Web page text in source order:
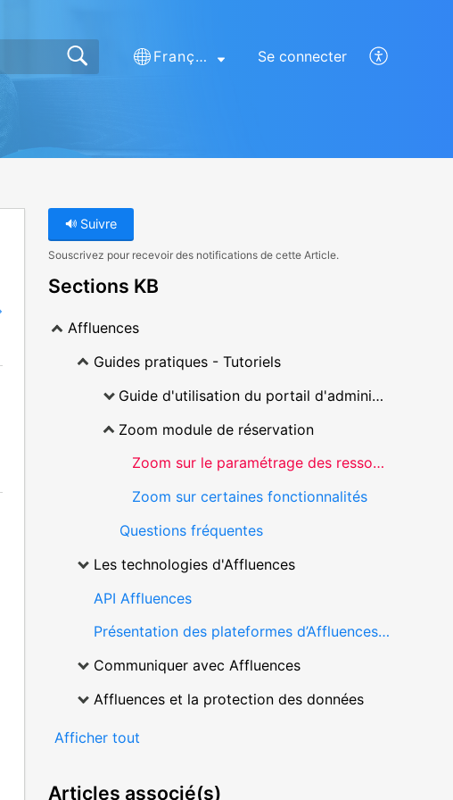
Français (France) Se connecter
Suivre
Souscrivez pour recevoir des notifications de cette Article.
Sections KB
Affluences
Guides pratiques - Tutoriels
Guide d'utilisation du portail d'administration
Zoom module de réservation
Zoom sur le paramétrage des ressources
Zoom sur certaines fonctionnalités
Questions fréquentes
Les technologies d'Affluences
API Affluences
Présentation des plateformes d’Affluences (application mobile et site web)
Communiquer avec Affluences
Affluences et la protection des données
Afficher tout
Articles associé(s)